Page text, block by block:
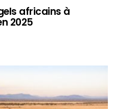
africains à
2025